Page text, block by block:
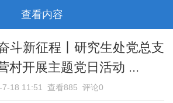
查看内容
斗新征程丨研究生处党总支
村开展主题党日活动 ...
7-18 11:51 查看885 评论0